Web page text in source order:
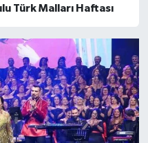
Türk Malları Haftası